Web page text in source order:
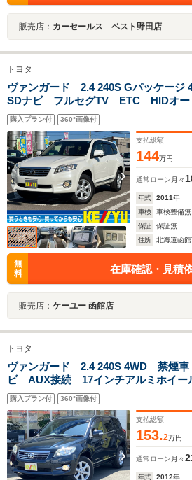
販売店： カーセールス ベスト野田店
トヨタ
ヴァンガード 2.4 240S Gパッケー
SDナビ フルセグTV ETC HIDオー
ヒーター 電動ハーフレザーシート ク
ール 純正アルミホイール パドルシフ
購入プラン付 360°画像付
支払総額
144万円
通常ローン 月々
年式 2011年
車検
車検整備無
保証
保証無
住所
北海道函
無
料
在庫確認・見積
販売店： ケーユー 函館店
トヨタ
ヴァンガード 2.4 240S 4WD 禁煙
ビ AUX接続 17インチアルミホイー
イト プッシュスタート&スマートキ
ー ダウンヒルアシスト
購入プラン付 360°画像付
支払総額
153.2万円
通常ローン 月々
年式 2012年